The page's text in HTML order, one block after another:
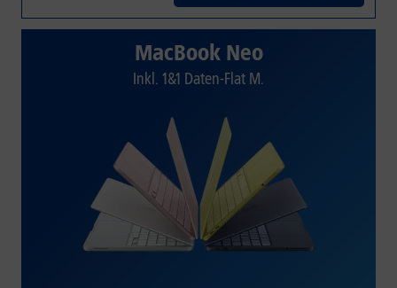
MacBook Neo
Inkl. 1&1 Daten-Flat M.